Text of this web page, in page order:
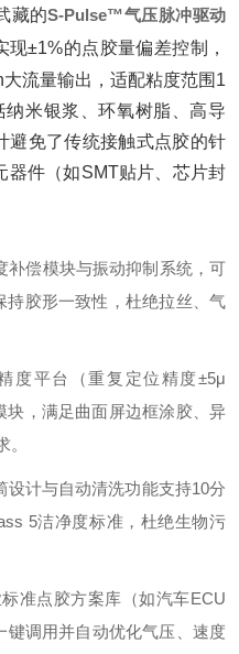
藏的‌S-Pulse™气压脉冲驱动
±1%的点胶量偏差控制，
流量输出，适配粘度范围1
米银浆、环氧树脂、高导
避免了传统接触式点胶的针
器件（如SMT贴片、芯片封
补偿模块与振动抑制系统，可
持胶形一致性，杜绝拉丝、气
度平台（重复定位精度±5μ
块，满足曲面屏边框涂胶、异
设计与自动清洗功能支持10分
5洁净度标准，杜绝生物污
标准点胶方案库（如汽车ECU
键调用并自动优化气压、速度